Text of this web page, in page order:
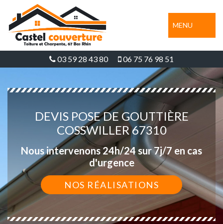
MENU
03 59 28 43 80 06 75 76 98 51
DEVIS POSE DE GOUTTIÈRE
COSSWILLER 67310
Nous intervenons 24h/24 sur 7j/7 en cas
d'urgence
NOS RÉALISATIONS